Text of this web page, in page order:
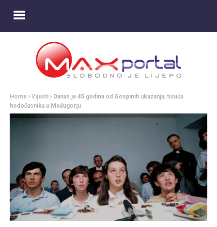
Home Vijesti
Danas je 45 godina od Gospinih ukazanja, tisuća
hodočasnika u Međugorju